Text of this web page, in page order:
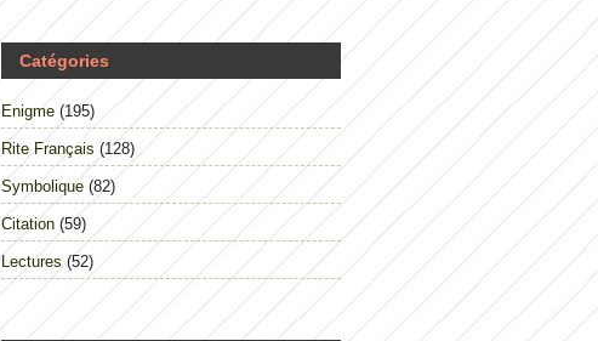
Catégories
Enigme (195)
Rite Français (128)
Symbolique (82)
Citation (59)
Lectures (52)